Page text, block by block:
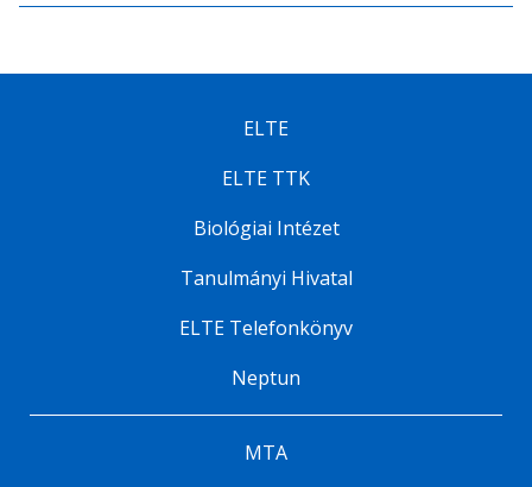
ELTE
ELTE TTK
Biológiai Intézet
Tanulmányi Hivatal
ELTE Telefonkönyv
Neptun
MTA